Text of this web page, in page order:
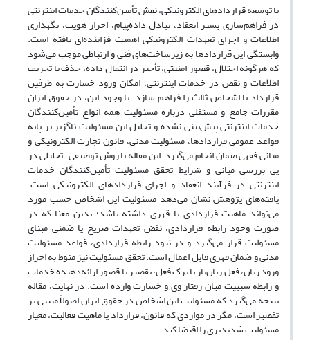
با توسعه قراردادهای الکترونیکی، نقش تأمین‌کنندگان خدمات اینترنتی
در فراهم‌سازی بستر انعقاد، تبادل داده‌پیام، احراز هویت، نگهداری
اطلاعات و اجرای تعهدات الکترونیکی اهمیت فزاینده‌ای یافته است.
وابستگی این قراردادها به زیرساخت‌های فنی و ارتباطی موجب می‌شود
که هرگونه اختلال، قصور امنیتی، تأخیر در انتقال داده، حذف یا تحریف
اطلاعات و نقص در خدمات اینترنتی، امکان ورود خسارت به طرفین
قرارداد یا اشخاص ثالث را فراهم سازد. با وجود این، در حقوق ایران
مقررات جامع و مستقلی درباره مسئولیت همه انواع تأمین‌کنندگان
خدمات اینترنتی پیش‌بینی نشده و تحلیل این مسئولیت ناگزیر بر پایه
قواعد عمومی قراردادها، مسئولیت مدنی، قانون تجارت الکترونیکی و
مبانی فقهی ضمان انجام می‌گیرد. این مقاله با روش توصیفی ـ تحلیلی در
پی بررسی مبانی و شرایط تحقق مسئولیت تأمین‌کنندگان خدمات
اینترنتی در فرآیند انعقاد و اجرای قراردادهای الکترونیکی است.
یافته‌های پژوهش نشان می‌دهد مسئولیت این اشخاص حسب مورد
می‌تواند ماهیت قراردادی یا قهری داشته باشد؛ بدین معنا که در
صورت وجود رابطه قراردادی، نقض تعهدات صریح یا ضمنی مبنای
مسئولیت قرار می‌گیرد و در نبود رابطه قراردادی، قواعد مسئولیت
مدنی و ضمان قهری قابل اعمال است. تحقق مسئولیت نیز منوط به احراز
ورود زیان، فعل زیان‌بار یا ترک فعل، تقصیر یا قصور ارائه‌دهنده خدمات
و رابطه سببیت میان رفتار وی و خسارت وارده است. در نهایت، مقاله
نتیجه می‌گیرد که مسئولیت این اشخاص در حقوق ایران اصولاً مبتنی بر
تقصیر است، مگر در مواردی که قانون، قرارداد یا ماهیت فعالیت، معیار
مسئولیت شدیدتری را اقتضا کند.